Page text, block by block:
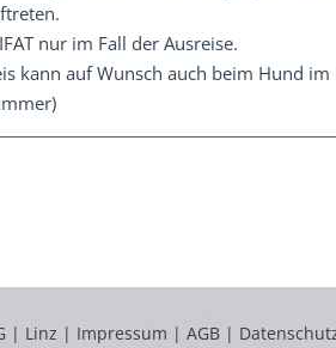
nur im Fall der Ausreise.
kann auf Wunsch auch beim Hund
| Linz | Impressum | AGB |